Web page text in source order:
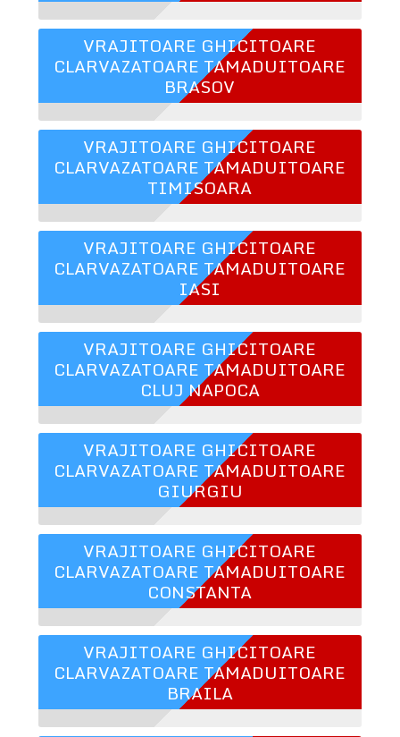
VRAJITOARE GHICITOARE
CLARVAZATOARE TAMADUITOARE
BRASOV
VRAJITOARE GHICITOARE
CLARVAZATOARE TAMADUITOARE
TIMISOARA
VRAJITOARE GHICITOARE
CLARVAZATOARE TAMADUITOARE
IASI
VRAJITOARE GHICITOARE
CLARVAZATOARE TAMADUITOARE
CLUJ NAPOCA
VRAJITOARE GHICITOARE
CLARVAZATOARE TAMADUITOARE
GIURGIU
VRAJITOARE GHICITOARE
CLARVAZATOARE TAMADUITOARE
CONSTANTA
VRAJITOARE GHICITOARE
CLARVAZATOARE TAMADUITOARE
BRAILA